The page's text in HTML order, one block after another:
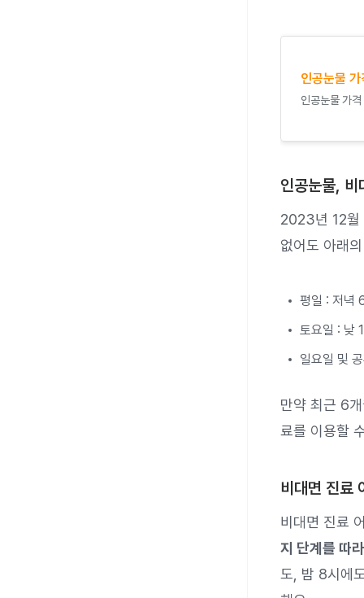
인공눈물
인공눈물 가
인공눈물, 비
2023년 12월
없어도 아래
평일 : 저녁
토요일 : 낮
일요일 및
만약 최근 6
료를 이용할
비대면 진료
비대면 진료
지 단계를 따
도, 밤 8시에